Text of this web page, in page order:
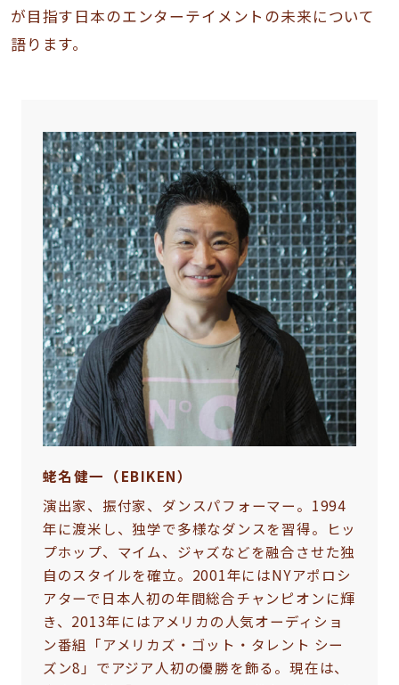
が目指す日本のエンターテイメントの未来について
語ります。
蛯名健一（EBIKEN）
演出家、振付家、ダンスパフォーマー。1994
年に渡米し、独学で多様なダンスを習得。ヒッ
プホップ、マイム、ジャズなどを融合させた独
自のスタイルを確立。2001年にはNYアポロシ
アターで日本人初の年間総合チャンピオンに輝
き、2013年にはアメリカの人気オーディショ
ン番組「アメリカズ・ゴット・タレント シー
ズン8」でアジア人初の優勝を飾る。現在は、